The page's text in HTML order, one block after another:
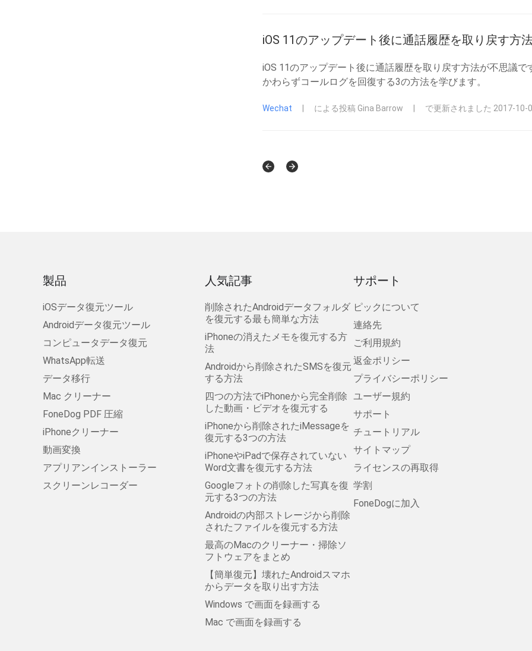
iOS 11のアップデート後に通話履歴を取り戻す方
iOS 11のアップデート後に通話履歴を取り戻す方法が不思議
かわらずコールログを回復する3の方法を学びます。
Wechat による投稿 Gina Barrow で更新されました 2017-10-
製品
iOSデータ復元ツール
Androidデータ復元ツール
コンピュータデータ復元
WhatsApp転送
データ移行
Mac クリーナー
FoneDog PDF 圧縮
iPhoneクリーナー
動画変換
アプリアンインストーラー
スクリーンレコーダー
人気記事
削除されたAndroidデータフォルダ
を復元する最も簡単な方法
iPhoneの消えたメモを復元する方
法
Androidから削除されたSMSを復元
する方法
四つの方法でiPhoneから完全削除
した動画・ビデオを復元する
iPhoneから削除されたiMessageを
復元する3つの方法
iPhoneやiPadで保存されていない
Word文書を復元する方法
Googleフォトの削除した写真を復
元する3つの方法
Androidの内部ストレージから削除
されたファイルを復元する方法
最高のMacのクリーナー・掃除ソ
フトウェアをまとめ
【簡単復元】壊れたAndroidスマホ
からデータを取り出す方法
Windows で画面を録画する
Mac で画面を録画する
サポート
ピックについて
連絡先
ご利用規約
返金ポリシー
プライバシーポリシー
ユーザー規約
サポート
チュートリアル
サイトマップ
ライセンスの再取得
学割
FoneDogに加入